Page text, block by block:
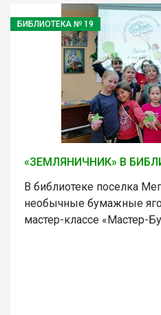
БИБЛИОТЕКА № 19
«ЗЕМЛЯНИЧНИК» В
В библиотеке поселка
необычные бумажные
мастер-классе «Мастер-